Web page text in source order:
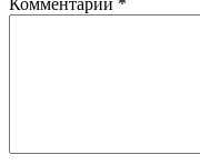
Комментарий *